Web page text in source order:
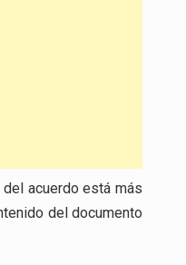
acuerdo está más
del documento